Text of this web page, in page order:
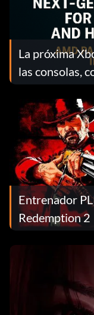
La próxima
las consolas,
Entrenador
Redemption 2